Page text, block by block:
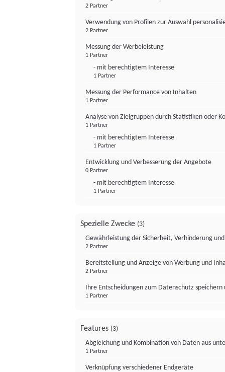
2 Partner
Verwendung von Profilen zur Auswahl
2 Partner
Messung der Werbeleistung
1 Partner
- mit berechtigtem Interesse
1 Partner
Messung der Performance von Inhalten
1 Partner
Analyse von Zielgruppen durch Statistiken oder
1 Partner
- mit berechtigtem Interesse
1 Partner
Entwicklung und Verbesserung der Angebote
0 Partner
- mit berechtigtem Interesse
1 Partner
Spezielle Zwecke (3)
Gewährleistung der Sicherheit, Verhinderung
2 Partner
Bereitstellung und Anzeige von Werbung und
2 Partner
Ihre Entscheidungen zum Datenschutz
1 Partner
Features (3)
Abgleichung und Kombination von Daten aus
1 Partner
Verknüpfung verschiedener Endgeräte